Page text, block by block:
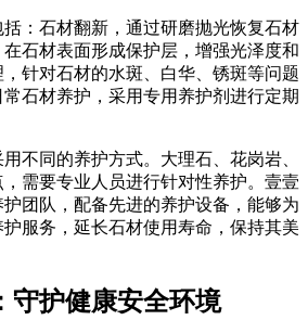
：石材翻新，通过研磨抛光恢复石材
石材表面形成保护层，增强光泽度和
针对石材的水斑、白华、锈斑等问题
石材养护，采用专用养护剂进行定期
不同的养护方式。大理石、花岗岩、
需要专业人员进行针对性养护。壹壹
团队，配备先进的养护设备，能够为
服务，延长石材使用寿命，保持其美
守护健康安全环境